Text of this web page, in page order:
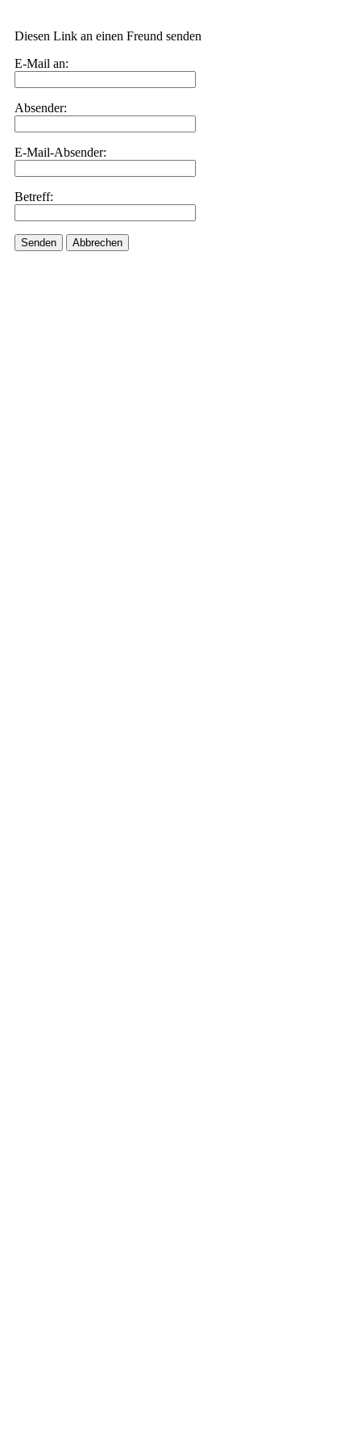
Diesen Link an einen Freund senden
E-Mail an:
Absender:
E-Mail-Absender:
Betreff:
Senden Abbrechen